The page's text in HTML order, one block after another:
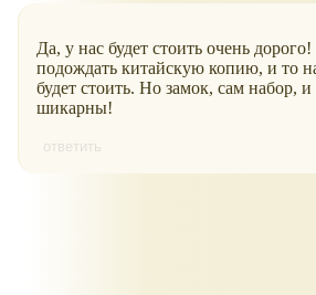
Да, у нас будет стоить очень
подождать китайскую копию, и то
будет стоить. Но замок, сам набор,
шикарны!
ответить